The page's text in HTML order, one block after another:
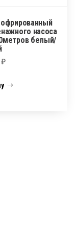
насоса
белый/
₽